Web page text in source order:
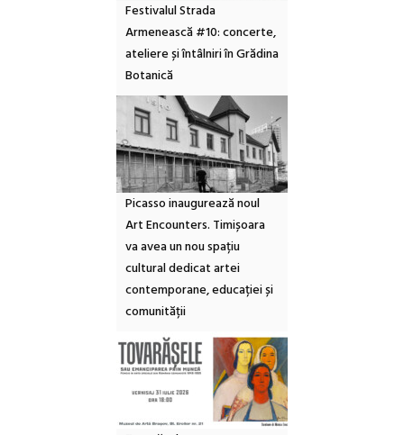
Festivalul Strada
Armenească #10: concerte,
ateliere și întâlniri în Grădina
Botanică
Picasso inaugurează noul
Art Encounters. Timișoara
va avea un nou spațiu
cultural dedicat artei
contemporane, educației și
comunității